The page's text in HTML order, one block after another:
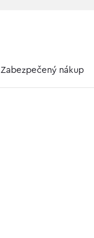
Zabezpečený nákup